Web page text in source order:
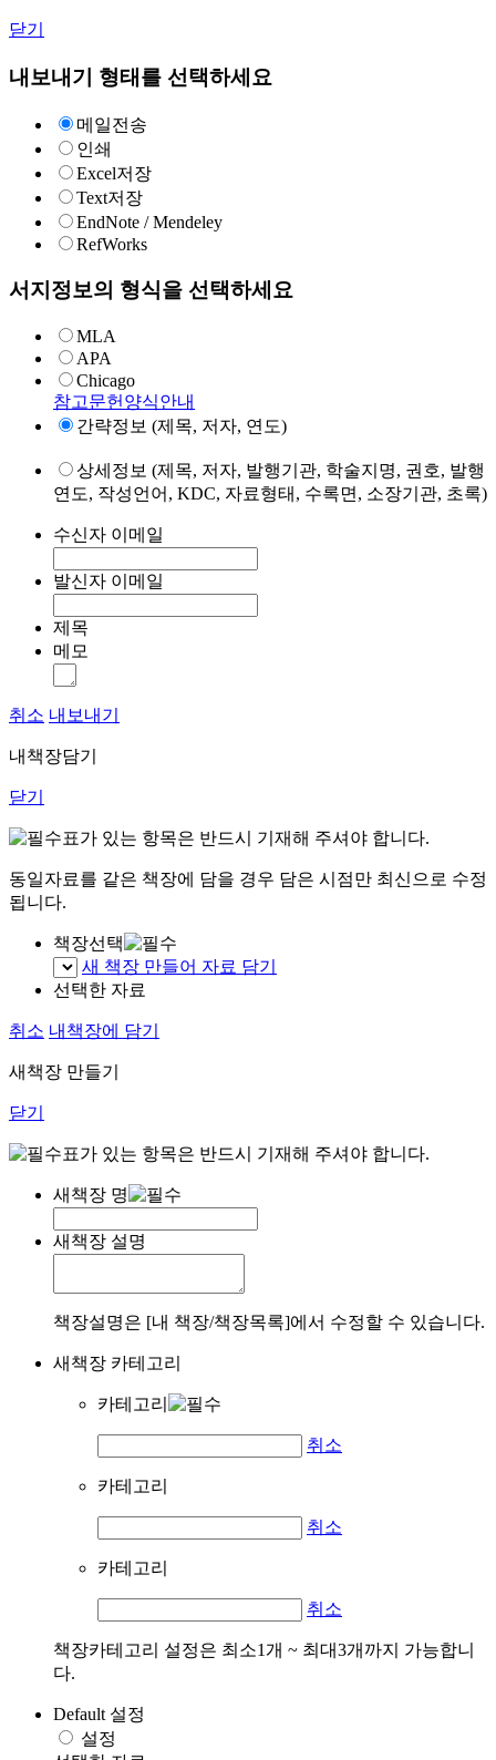
닫기
내보내기 형태를 선택하세요
메일전송
인쇄
Excel저장
Text저장
EndNote / Mendeley
RefWorks
서지정보의 형식을 선택하세요
MLA
APA
Chicago
참고문헌양식안내
간략정보 (제목, 저자, 연도)
상세정보 (제목, 저자, 발행기관, 학술지명, 권호, 발행
연도, 작성언어, KDC, 자료형태, 수록면, 소장기관, 초록)
수신자 이메일
발신자 이메일
제목
메모
취소 내보내기
내책장담기
닫기
표가 있는 항목은 반드시 기재해 주셔야 합니다.
동일자료를 같은 책장에 담을 경우 담은 시점만 최신으로 수정
됩니다.
책장선택
새 책장 만들어 자료 담기
선택한 자료
취소 내책장에 담기
새책장 만들기
닫기
표가 있는 항목은 반드시 기재해 주셔야 합니다.
새책장 명
새책장 설명
책장설명은 [내 책장/책장목록]에서 수정할 수 있습니다.
새책장 카테고리
카테고리
취소
카테고리
취소
카테고리
취소
책장카테고리 설정은 최소1개 ~ 최대3개까지 가능합니
다.
Default 설정
설정